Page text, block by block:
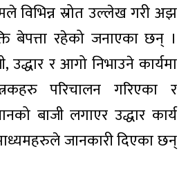
विभिन्न स्रोत उल्लेख गरी अझ
बेपत्ता रहेको जनाएका छन् ।
उद्धार र आगो निभाउने कार्यमा
परिचालन गरिएका र
बाजी लगाएर उद्धार कार्य
जानकारी दिएका छन्